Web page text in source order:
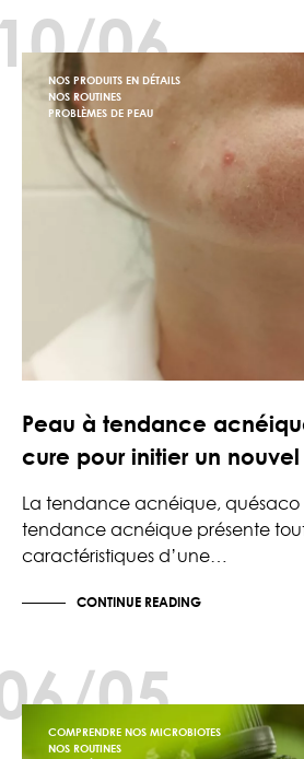
06
NOS PRODUITS EN DÉTAILS
NOS ROUTINES
PROBLÈMES DE PEAU
Peau à tendance
cure pour initier un
La tendance acnéique, quésaco
tendance acnéique présente
caractéristiques d’une…
CONTINUE READING
05
COMPRENDRE NOS MICROBIOTES
NOS ROUTINES